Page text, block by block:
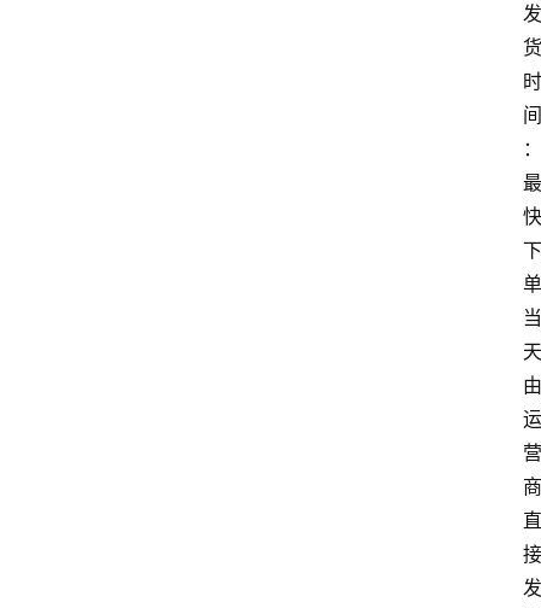
发
货
时
间
：
最
快
下
单
当
天
由
运
营
商
直
接
发